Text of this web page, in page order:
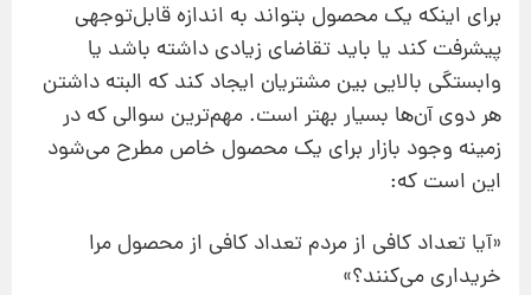
برای اینکه یک محصول بتواند به اندازه قابل‌توجهی
پیشرفت کند یا باید تقاضای زیادی داشته باشد یا
وابستگی بالایی بین مشتریان ایجاد کند که البته داشتن
هر دوی آن‌ها بسیار بهتر است. مهم‌ترین سوالی که در
زمینه وجود بازار برای یک محصول خاص مطرح می‌شود
این است که:
«آیا تعداد کافی از مردم تعداد کافی از محصول مرا
خریداری می‌کنند؟»